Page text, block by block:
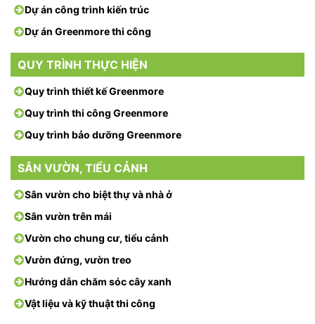
Dự án công trình kiến trúc
Dự án Greenmore thi công
QUY TRÌNH THỰC HIỆN
Quy trình thiết kế Greenmore
Quy trình thi công Greenmore
Quy trình bảo dưỡng Greenmore
SÂN VƯỜN, TIỂU CẢNH
Sân vườn cho biệt thự và nhà ở
Sân vườn trên mái
Vườn cho chung cư, tiểu cảnh
Vườn đứng, vườn treo
Hướng dẫn chăm sóc cây xanh
Vật liệu và kỹ thuật thi công